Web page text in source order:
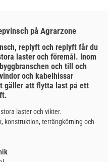
på Agrarzone
replyft och replyft får du
laster och föremål. Inom
och till och
och kabelhissar
gäller att flytta last på ett
stora laster och vikter.
konstruktion, terrängkörning och